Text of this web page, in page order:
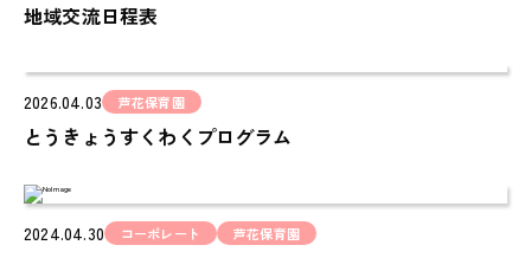
地域交流日程表
2026.04.03 芦花保育園
とうきょうすくわくプログラム
2024.04.30 コーポレート 芦花保育園